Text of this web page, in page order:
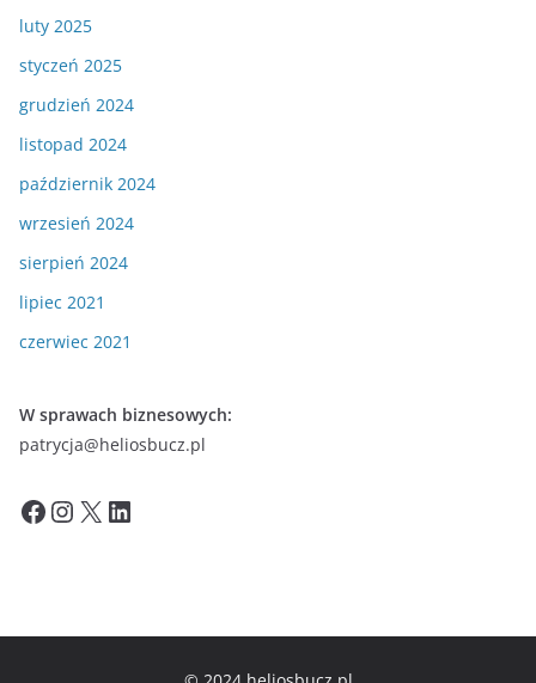
luty 2025
styczeń 2025
grudzień 2024
listopad 2024
październik 2024
wrzesień 2024
sierpień 2024
lipiec 2021
czerwiec 2021
W sprawach biznesowych:
patrycja@heliosbucz.pl
Facebook InstagramX LinkedIn